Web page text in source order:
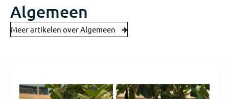
Algemeen
Meer artikelen over Algemeen